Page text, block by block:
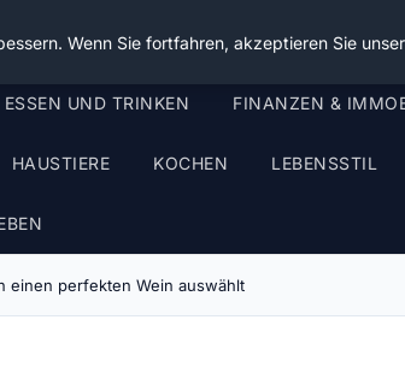
ESSEN UND TRINKEN FINANZEN &
HAUSTIERE KOCHEN LEBENSSTIL
einen perfekten Wein auswählt
Wenn Sie fortfahren, akzeptieren Sie